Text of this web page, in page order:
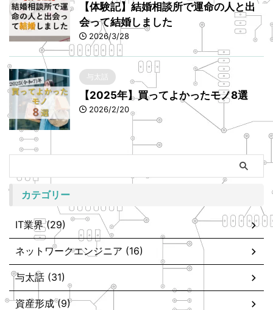
【体験記】結婚相談所で運命の人と出
会って結婚しました
2026/3/28
与太話
【2025年】買ってよかったモノ8選
2026/2/20
カテゴリー
IT業界 (29)
ネットワークエンジニア (16)
与太話 (31)
資産形成 (9)